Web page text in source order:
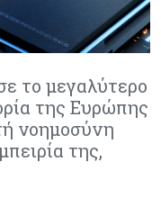
το μεγαλύτερο
της Ευρώπης
νοημοσύνη
της,